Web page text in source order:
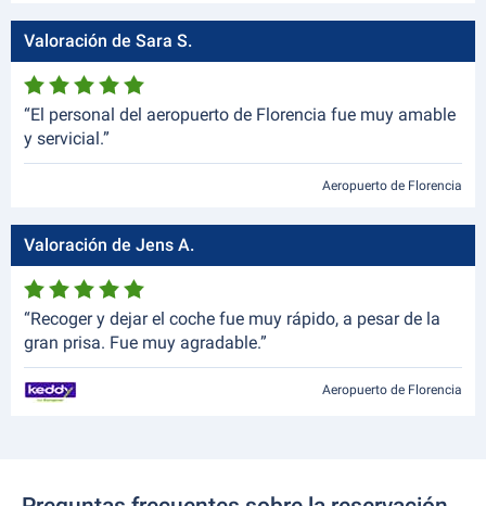
Valoración de Sara S.
“El personal del aeropuerto de Florencia fue muy amable
y servicial.”
Aeropuerto de Florencia
Valoración de Jens A.
“Recoger y dejar el coche fue muy rápido, a pesar de la
gran prisa. Fue muy agradable.”
Aeropuerto de Florencia